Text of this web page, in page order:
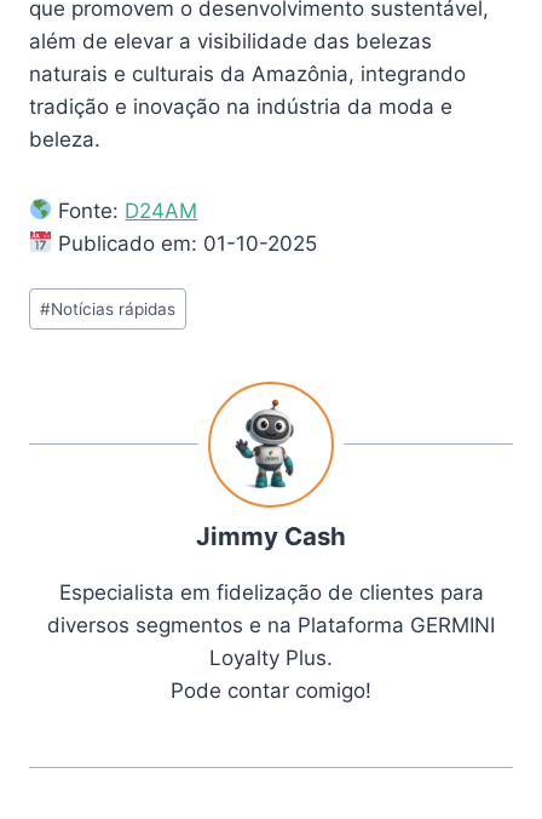
que promovem o desenvolvimento sustentável,
além de elevar a visibilidade das belezas
naturais e culturais da Amazônia, integrando
tradição e inovação na indústria da moda e
beleza.
Fonte: D24AM
Publicado em: 01-10-2025
#Notícias rápidas
Jimmy Cash
Especialista em fidelização de clientes para
diversos segmentos e na Plataforma GERMINI
Loyalty Plus.
Pode contar comigo!